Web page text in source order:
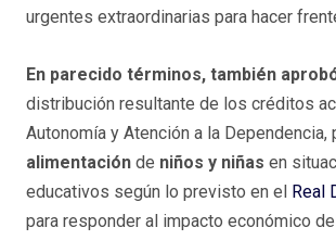
urgentes extraordinarias para hacer
En parecido términos, también
distribución resultante de los créditos
Autonomía y Atención a la Dependencia,
alimentación de niños y niñas en
educativos según lo previsto en el
Real
para responder al impacto económico del